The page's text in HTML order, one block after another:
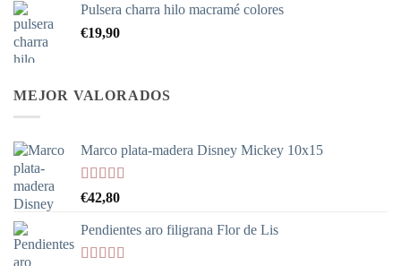
desde
Pulsera charra hilo macramé colores
€19,90
MEJOR VALORADOS
Marco plata-madera Disney Mickey 10x15
Valorado
con
5
€42,80
Pendientes aro filigrana Flor de Lis